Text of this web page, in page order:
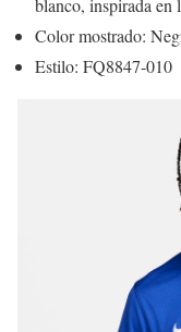
blanco, inspirada en
Color mostrado:
Estilo: FQ8847-010